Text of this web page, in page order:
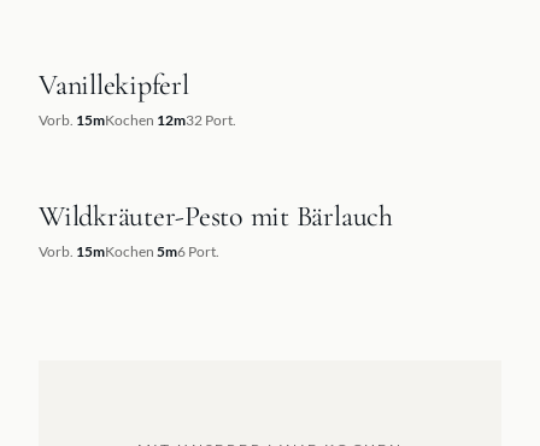
REZEPT
Vanillekipferl
Vorb. 15mKochen 12m32 Port.
REZEPT
Wildkräuter-Pesto mit Bärlauch
Vorb. 15mKochen 5m6 Port.